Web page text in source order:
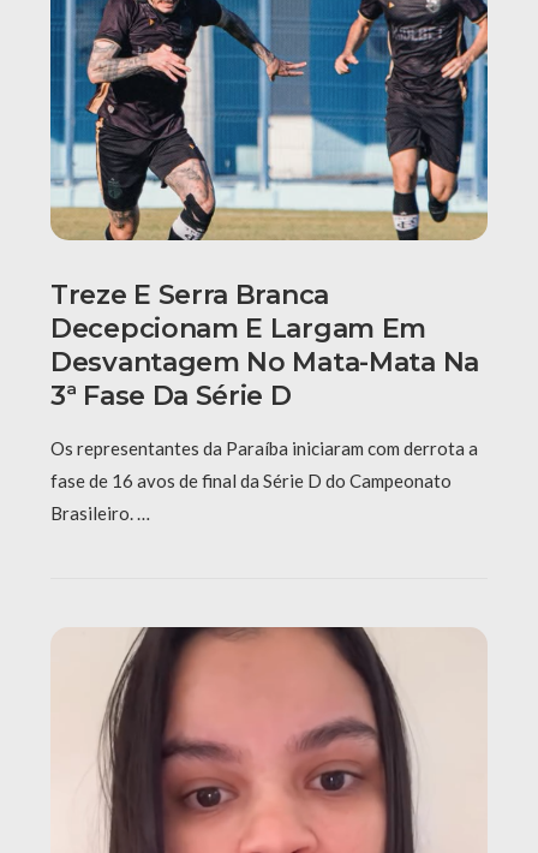
Treze E Serra Branca
Decepcionam E Largam Em
Desvantagem No Mata-Mata Na
3ª Fase Da Série D
Os representantes da Paraíba iniciaram com derrota a
fase de 16 avos de final da Série D do Campeonato
Brasileiro. …